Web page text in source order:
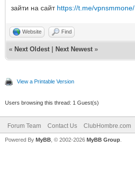
зайти на сайт https://t.me/vpnsmmone/
Website Find
« Next Oldest Next Newest »
View a Printable Version
Users browsing this thread: 1 Guest(s)
Forum Team Contact Us ClubHombre.com
Powered By MyBB , © 2002-2026 MyBB Group